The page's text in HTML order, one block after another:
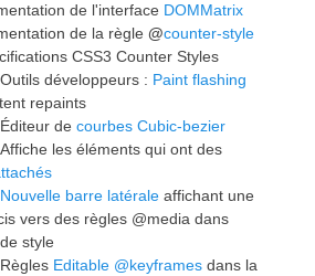
de l'interface DOMMatrix
de la règle @counter-style
CSS3 Counter Styles
Outils développeurs : Paint flashing
repaints
Éditeur de courbes Cubic-bezier
Affiche les éléments qui ont des
Nouvelle barre latéraleaffichant une
vers des règles @media dans
style
Règles Editable @keyframesdans la